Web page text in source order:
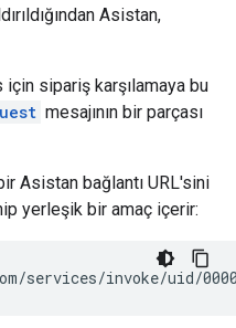
Asistan,
sipariş karşılamaya bu
mesajının bir parçası
Asistan bağlantı URL'sini
yerleşik bir amaç içerir: